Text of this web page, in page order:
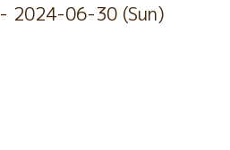
2024-06-30 (Sun)